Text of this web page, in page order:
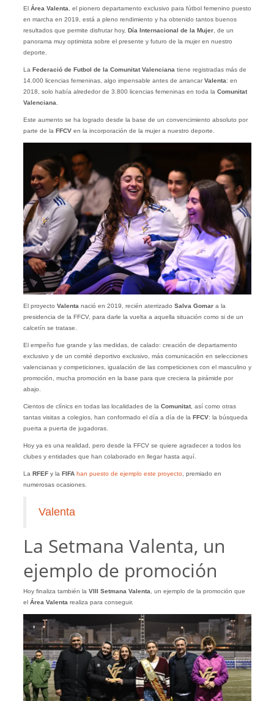
El Área Valenta , el pionero departamento exclusivo para fútbol femenino puesto
en marcha en 2019, está a pleno rendimiento y ha obtenido tantos buenos
resultados que permite disfrutar hoy, Día Internacional de la Mujer, de un
panorama muy optimista sobre el presente y futuro de la mujer en nuestro
deporte.
La Federació de Futbol de la Comunitat Valenciana tiene registradas más de
14.000 licencias femeninas, algo impensable antes de arrancarValenta: en
2018, solo había alrededor de 3.800 licencias femeninas en toda la Comunitat
Valenciana
Este aumento se ha logrado desde la base de un convencimiento absoluto por
parte de la FFCVen la incorporación de la mujer a nuestro deporte.
El proyecto Valenta nació en 2019, recién aterrizado Salva Gomara la
presidencia de la FFCV, para darle la vuelta a aquella situación como si de un
calcetín se tratase.
El empeño fue grande y las medidas, de calado: creación de departamento
exclusivo y de un comité deportivo exclusivo, más comunicación en selecciones
valencianas y competiciones, igualación de las competiciones con el masculino y
promoción, mucha promoción en la base para que creciera la pirámide por
abajo.
Cientos de clínics en todas las localidades de la Comunitat, así como otras
tantas visitas a colegios, han conformado el día a día de la FFCV: la búsqueda
puerta a puerta de jugadoras.
Hoy ya es una realidad, pero desde la FFCV se quiere agradecer a todos los
clubes y entidades que han colaborado en llegar hasta aquí.
La RFEFy la FIFA han puesto de ejemplo este proyecto, premiado en
numerosas ocasiones.
Valenta
La Setmana Valenta, un
ejemplo de promoción
Hoy finaliza también la VIII Setmana Valenta , un ejemplo de la promoción que
elÁrea Valenta realiza para conseguir.